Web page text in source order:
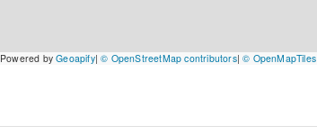
Powered byGeoapify|© OpenStreetMap contributors|© OpenMapTiles